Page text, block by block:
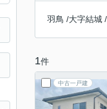
羽鳥 /大字結城 /
1件
中古一戸建